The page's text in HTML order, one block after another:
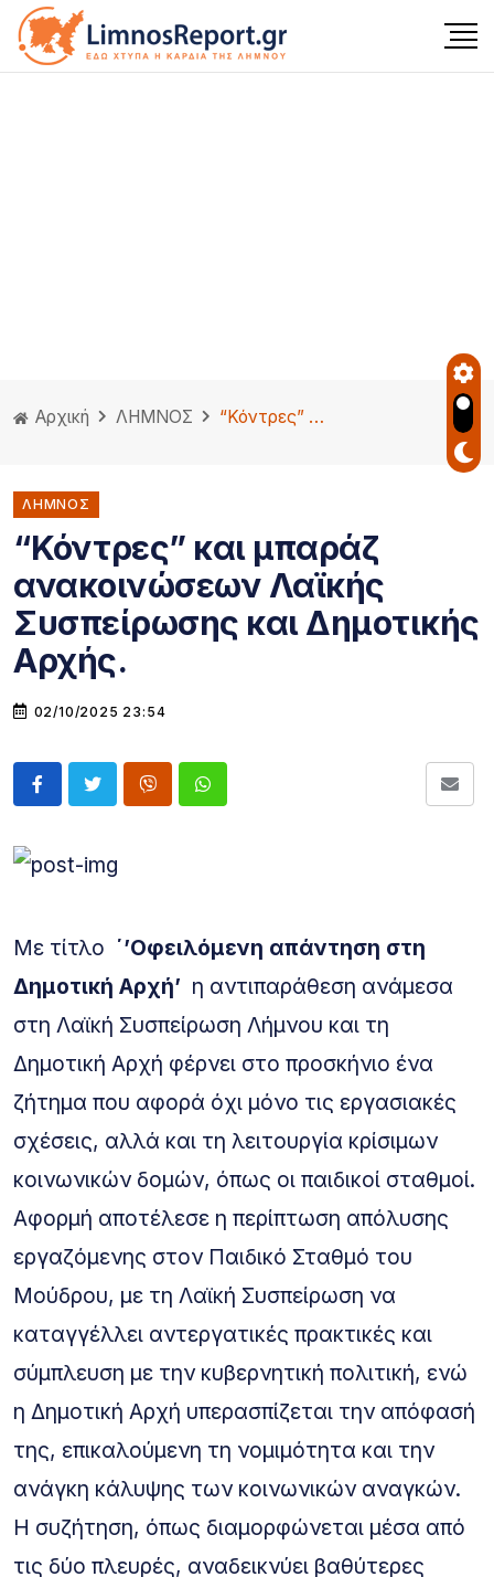
Αρχική ΛΗΜΝΟΣ “Κόντρες” και μπαράζ ανακοινώσεων Λαϊκής Συσπείρωσης και Δημοτικής Αρχής.
ΛΗΜΝΟΣ
“Κόντρες” και μπαράζ
ανακοινώσεων Λαϊκής
Συσπείρωσης και Δημοτικής
Αρχής.
02/10/2025 23:54
Με τίτλο ΄’Οφειλόμενη απάντηση στη
Δημοτική Αρχή’ η αντιπαράθεση ανάμεσα
στη Λαϊκή Συσπείρωση Λήμνου και τη
Δημοτική Αρχή φέρνει στο προσκήνιο ένα
ζήτημα που αφορά όχι μόνο τις εργασιακές
σχέσεις, αλλά και τη λειτουργία κρίσιμων
κοινωνικών δομών, όπως οι παιδικοί σταθμοί.
Αφορμή αποτέλεσε η περίπτωση απόλυσης
εργαζόμενης στον Παιδικό Σταθμό του
Μούδρου, με τη Λαϊκή Συσπείρωση να
καταγγέλλει αντεργατικές πρακτικές και
σύμπλευση με την κυβερνητική πολιτική, ενώ
η Δημοτική Αρχή υπερασπίζεται την απόφασή
της, επικαλούμενη τη νομιμότητα και την
ανάγκη κάλυψης των κοινωνικών αναγκών.
Η συζήτηση, όπως διαμορφώνεται μέσα από
τις δύο πλευρές, αναδεικνύει βαθύτερες